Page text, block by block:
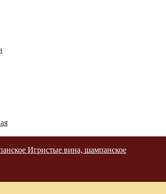
Игристые вина, шампанское